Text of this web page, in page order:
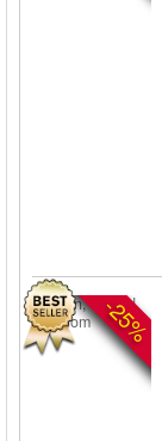
-25%
London, United
Kingdom